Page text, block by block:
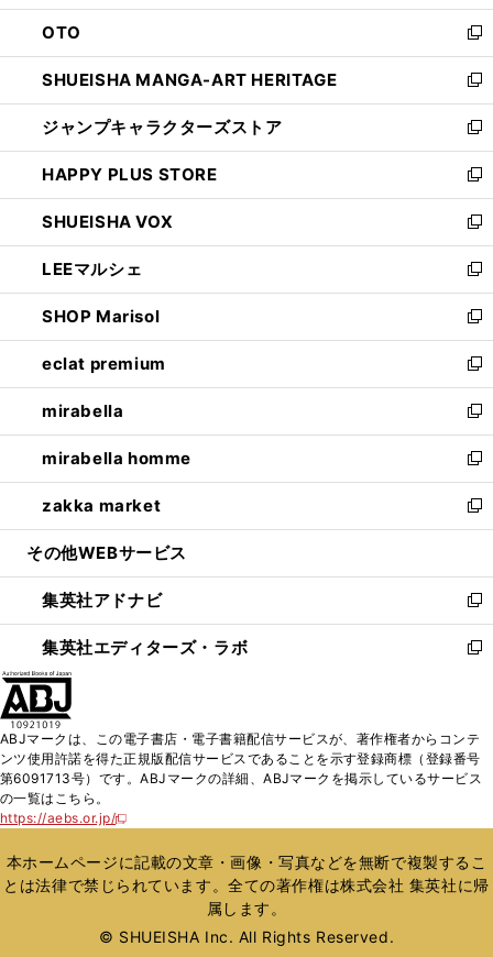
ウ
で
開
く
ン
ド
ウ
で
開
く
OTO
新
し
い
ウ
ィ
ン
ド
ウ
で
開
く
SHUEISHA MANGA-ART HERITAGE
新
し
い
ウ
ィ
ン
ド
ウ
で
開
く
ジャンプキャラクターズストア
新
し
い
ウ
ィ
ン
ド
ウ
で
開
く
HAPPY PLUS STORE
新
し
い
ウ
ィ
ン
ド
ウ
で
開
く
SHUEISHA VOX
新
し
い
ウ
ィ
ン
ド
ウ
で
開
く
LEEマルシェ
新
し
い
ウ
ィ
ン
ド
ウ
で
開
く
SHOP Marisol
新
し
い
ウ
ィ
ン
ド
ウ
で
開
eclat premium
新
し
い
ウ
ィ
ン
ド
ウ
開
く
mirabella
新
し
い
ウ
ィ
ン
ウ
で
開
く
mirabella homme
新
し
い
ウ
ン
ド
ウ
で
zakka market
新
し
ウ
ィ
ン
ド
く
その他WEBサービス
集英社アドナビ
新
し
い
ド
ウ
で
集英社エディターズ・ラボ
新
ィ
ン
ド
開
く
ABJマークは、この電子書店・電子書籍配信サービスが、著作権者からコンテ
ンツ使用許諾を得た正規版配信サービスであることを示す登録商標（登録番号
第6091713号）です。ABJマークの詳細、ABJマークを掲示しているサービス
の一覧はこちら。
https://aebs.or.jp/
新
い
ウ
ィ
ウ
本ホームページに記載の文章・画像・写真などを無断で複製するこ
とは法律で禁じられています。全ての著作権は株式会社 集英社に帰
属します。
© SHUEISHA Inc. All Rights Reserved.